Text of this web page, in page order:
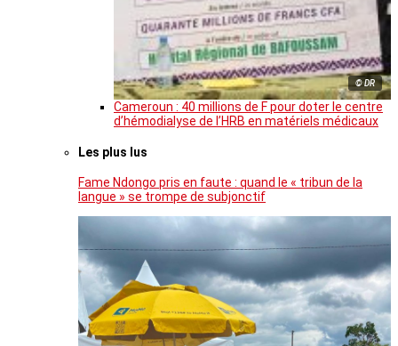
© DR
Cameroun : 40 millions de F pour doter le centre
d’hémodialyse de l’HRB en matériels médicaux
Les plus lus
Fame Ndongo pris en faute : quand le « tribun de la
langue » se trompe de subjonctif